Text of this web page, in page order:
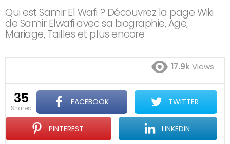
Qui est Samir El Wafi ? Découvrez la page Wiki
de Samir Elwafi avec sa biographie, Age,
Mariage, Tailles et plus encore
17.9kViews
35
shares
FACEBOOK TWITTER
PINTEREST LINKEDIN